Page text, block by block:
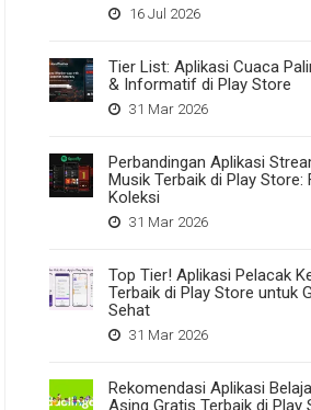
16 Jul 2026
Tier List: Aplikasi Cuaca
& Informatif di Play Store
31 Mar 2026
Perbandingan Aplikasi
Musik Terbaik di Play Store:
Koleksi
31 Mar 2026
Top Tier! Aplikasi Pelacak
Terbaik di Play Store untuk
Sehat
31 Mar 2026
Rekomendasi Aplikasi
Asing Gratis Terbaik di Play